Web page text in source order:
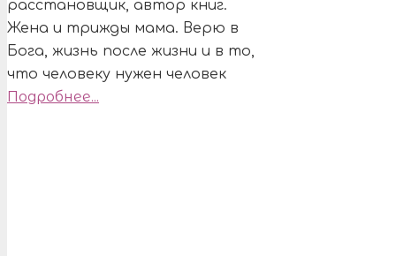
расстановщик, автор книг.
Жена и трижды мама. Верю в
Бога, жизнь после жизни и в то,
что человеку нужен человек
Подробнее...